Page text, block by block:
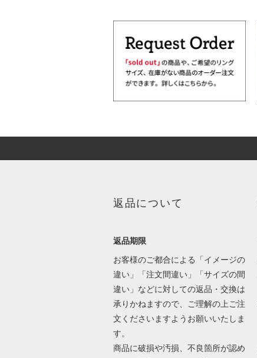
返品について
返品期限
お客様のご都合による「イメージの
違い」「注文間違い」「サイズの間
違い」などに対しての返品・交換は
承りかねますので、ご理解の上ご注
文くださいますようお願いいたしま
す。
商品に破損や汚損、不良箇所が認め